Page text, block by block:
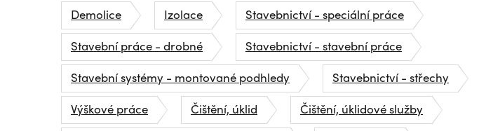
Demolice Izolace
Stavebnictví - speciální práce
Stavební práce - drobné
Stavebnictví - stavební práce
Stavební systémy - montované podhledy
Stavebnictví - střechy
Výškové práce
Čištění, úklid
Čištění, úklidové služby